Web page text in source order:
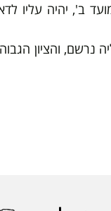
ב', יהיה עליו